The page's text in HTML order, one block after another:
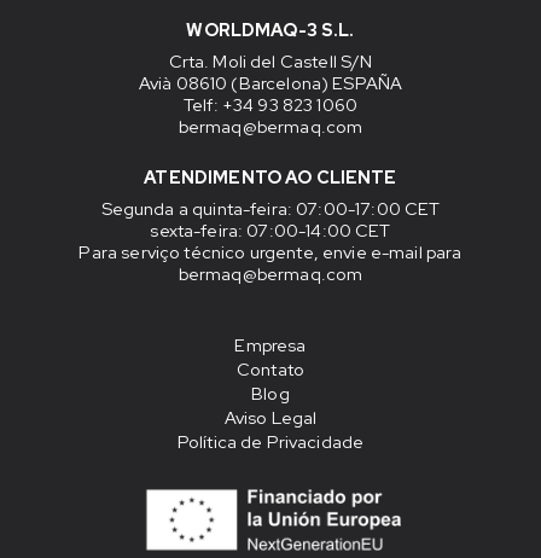
WORLDMAQ-3 S.L.
Crta. Moli del Castell S/N
Avià 08610 (Barcelona) ESPAÑA
Telf: +34 93 823 1060
bermaq@bermaq.com
ATENDIMENTO AO CLIENTE
Segunda a quinta-feira: 07:00-17:00 CET
sexta-feira: 07:00-14:00 CET
Para serviço técnico urgente, envie e-mail para
bermaq@bermaq.com
Empresa
Contato
Blog
Aviso Legal
Política de Privacidade